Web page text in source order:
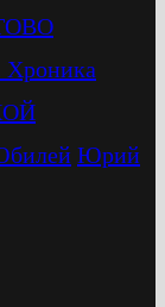
Хроника
Юрий